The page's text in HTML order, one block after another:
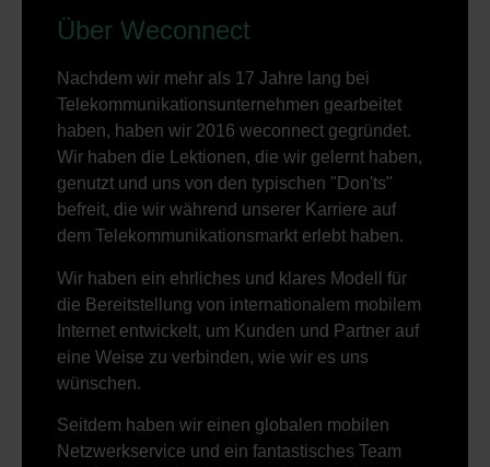
Über Weconnect
Nachdem wir mehr als 17 Jahre lang bei
Telekommunikationsunternehmen gearbeitet
haben, haben wir 2016 weconnect gegründet.
Wir haben die Lektionen, die wir gelernt haben,
genutzt und uns von den typischen "Don'ts"
befreit, die wir während unserer Karriere auf
dem Telekommunikationsmarkt erlebt haben.
Wir haben ein ehrliches und klares Modell für
die Bereitstellung von internationalem mobilem
Internet entwickelt, um Kunden und Partner auf
eine Weise zu verbinden, wie wir es uns
wünschen.
Seitdem haben wir einen globalen mobilen
Netzwerkservice und ein fantastisches Team